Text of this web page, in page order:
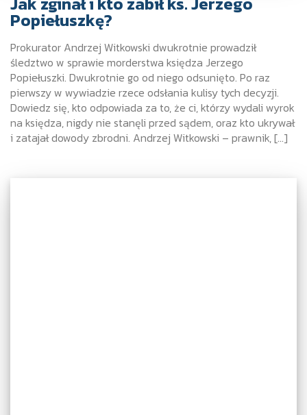
Popiełuszkę?
Prokurator Andrzej Witkowski dwukrotnie prowadził
śledztwo w sprawie morderstwa księdza Jerzego
Popiełuszki. Dwukrotnie go od niego odsunięto. Po raz
pierwszy w wywiadzie rzece odsłania kulisy tych decyzji.
Dowiedz się, kto odpowiada za to, że ci, którzy wydali wyrok
na księdza, nigdy nie stanęli przed sądem, oraz kto ukrywał
i zatajał dowody zbrodni. Andrzej Witkowski – prawnik, […]